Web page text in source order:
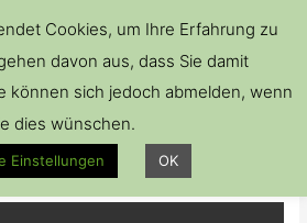
VonBrillenkiste
Cookies, um Ihre Erfahrung zu
davon aus, dass Sie damit
können sich jedoch abmelden, wenn
dies wünschen.
Einstellungen OK